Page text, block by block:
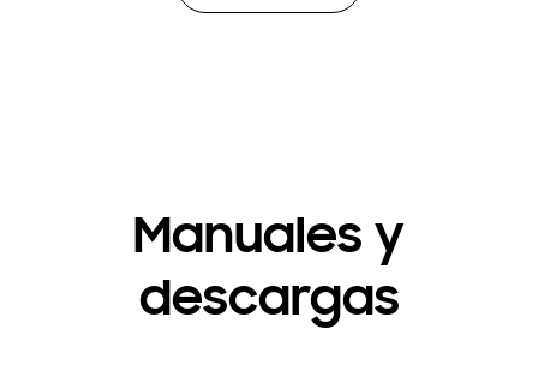
Manuales y
descargas